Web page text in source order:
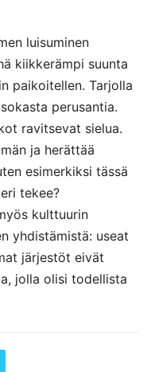
luisuminen
kiikkerämpi suunta
paikoitellen. Tarjolla
perusantia.
ravitsevat sielua.
ja herättää
esimerkiksi tässä
tekee?
kulttuurin
yhdistämistä: useat
järjestöt eivät
jolla olisi todellista